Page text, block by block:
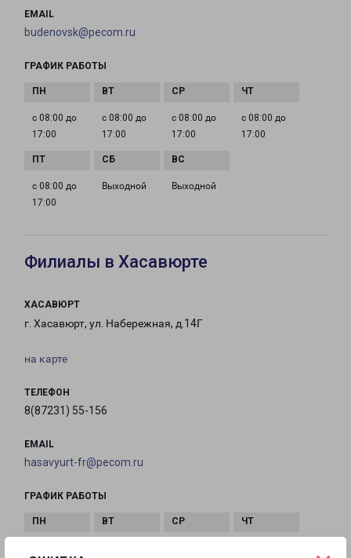
EMAIL
budenovsk@pecom.ru
ГРАФИК РАБОТЫ
с 08:00 до
17:00
с 08:00 до
17:00
с 08:00 до
17:00
с 08:00 до
17:00
с 08:00 до
17:00
Выходной Выходной
Филиалы в Хасавюрте
ХАСАВЮРТ
г. Хасавюрт, ул. Набережная, д.14Г
на карте
ТЕЛЕФОН
8(87231) 55-156
EMAIL
hasavyurt-fr@pecom.ru
ГРАФИК РАБОТЫ